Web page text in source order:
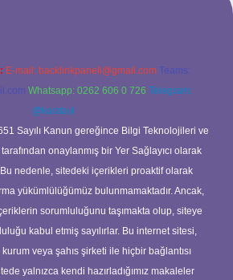
E-mail: backlinkpaneli@gmail.com Teams:
Whatsapp: 0262 606 0 726 Telegram:
@karabul
Sayılı Kanun gereğince Bilgi Teknolojileri ve
onaylanmış bir Yer Sağlayıcı olarak
nedenle, sitedeki içerikleri proaktif olarak
yükümlülüğümüz bulunmamaktadır. Ancak,
sorumluluğunu taşımakta olup, siteye
kabul etmiş sayılırlar. Bu internet sitesi,
veya şahıs şirketi ile hiçbir bağlantısı
yalnızca kendi hazırladığımız makaleler